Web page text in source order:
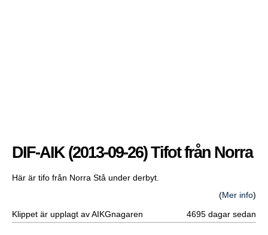
DIF-AIK (2013-09-26) Tifot från Norra
Här är tifo från Norra Stå under derbyt.
(Mer info)
Klippet är upplagt av AIKGnagaren
4695 dagar sedan